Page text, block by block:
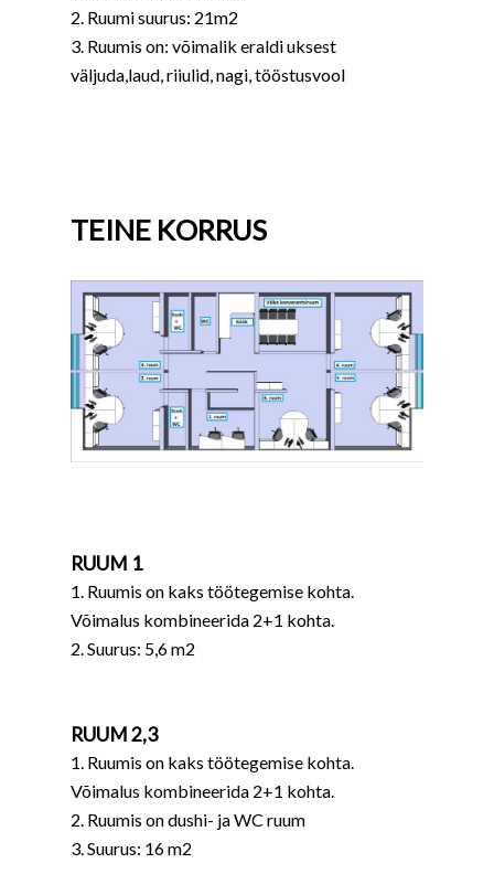
2. Ruumi suurus: 21m2
3. Ruumis on: võimalik eraldi uksest
väljuda,laud, riiulid, nagi, tööstusvool
TEINE KORRUS
RUUM 1
1. Ruumis on kaks töötegemise kohta.
Võimalus kombineerida 2+1 kohta.
2. Suurus: 5,6 m2
RUUM 2,3
1. Ruumis on kaks töötegemise kohta.
Võimalus kombineerida 2+1 kohta.
2. Ruumis on dushi- ja WC ruum
3. Suurus: 16 m2